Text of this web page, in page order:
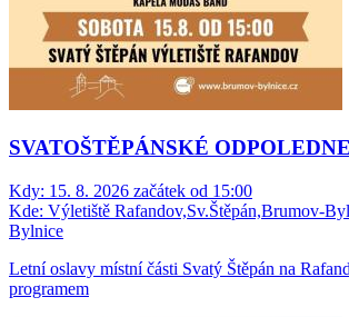
SVATOŠTĚPÁNSKÉ ODPOLEDNE
Kdy: 15. 8. 2026 začátek od 15:00
Kde: Výletiště Rafandov,Sv.Štěpán,Brumov-
Bylnice
Letní oslavy místní části Svatý Štěpán na
programem